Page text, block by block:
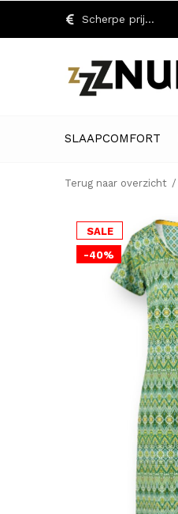
SLAAPCOMFORT
Scherpe prijzen!
Terug naar overzicht
SALE
-40%